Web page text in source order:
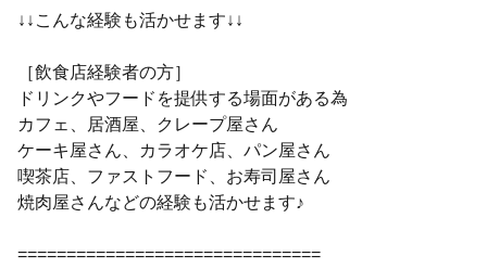
↓↓こんな経験も活かせます↓↓
［飲食店経験者の方］
ドリンクやフードを提供する場面がある為
カフェ、居酒屋、クレープ屋さん
ケーキ屋さん、カラオケ店、パン屋さん
喫茶店、ファストフード、お寿司屋さん
焼肉屋さんなどの経験も活かせます♪
===============================